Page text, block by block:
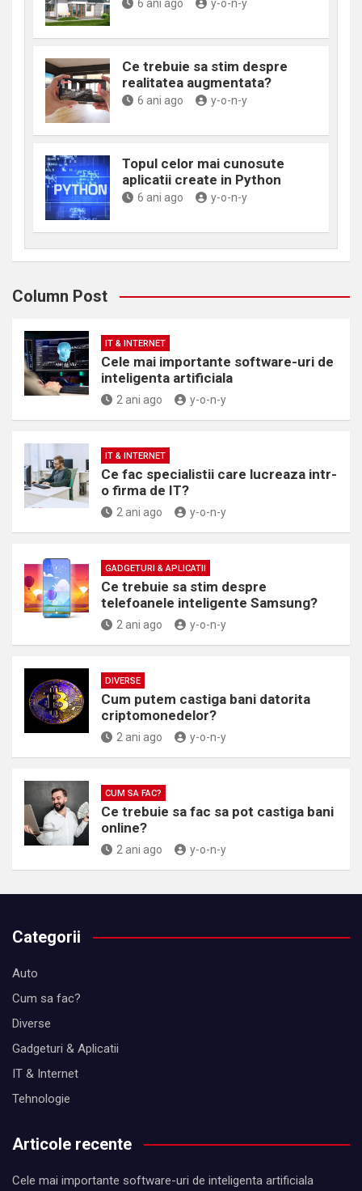
6 ani ago y-o-n-y
Ce trebuie sa stim despre
realitatea augmentata?
6 ani ago y-o-n-y
Topul celor mai cunosute
aplicatii create in Python
6 ani ago y-o-n-y
Column Post
IT & INTERNET
Cele mai importante software-uri de
inteligenta artificiala
2 ani ago y-o-n-y
IT & INTERNET
Ce fac specialistii care lucreaza intr-
o firma de IT?
2 ani ago y-o-n-y
GADGETURI & APLICATII
Ce trebuie sa stim despre
telefoanele inteligente Samsung?
2 ani ago y-o-n-y
DIVERSE
Cum putem castiga bani datorita
criptomonedelor?
2 ani ago y-o-n-y
CUM SA FAC?
Ce trebuie sa fac sa pot castiga bani
online?
2 ani ago y-o-n-y
Categorii
Auto
Cum sa fac?
Diverse
Gadgeturi & Aplicatii
IT & Internet
Tehnologie
Articole recente
Cele mai importante software-uri de inteligenta artificiala